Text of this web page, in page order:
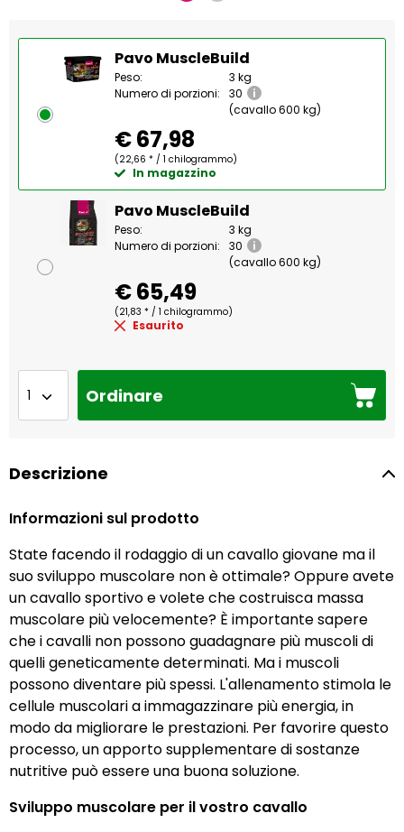
Pavo MuscleBuild
Peso:
3 kg
Numero di porzioni:
30
(cavallo 600 kg)
€ 67,98
(22,66 * / 1 chilogrammo)
In magazzino
Pavo MuscleBuild
Peso:
3 kg
Numero di porzioni:
30
(cavallo 600 kg)
€ 65,49
(21,83 * / 1 chilogrammo)
Esaurito
Ordinare
Descrizione
Informazioni sul prodotto
State facendo il rodaggio di un cavallo giovane ma il
suo sviluppo muscolare non è ottimale? Oppure avete
un cavallo sportivo e volete che costruisca massa
muscolare più velocemente? È importante sapere
che i cavalli non possono guadagnare più muscoli di
quelli geneticamente determinati. Ma i muscoli
possono diventare più spessi. L'allenamento stimola le
cellule muscolari a immagazzinare più energia, in
modo da migliorare le prestazioni. Per favorire questo
processo, un apporto supplementare di sostanze
nutritive può essere una buona soluzione.
Sviluppo muscolare per il vostro cavallo